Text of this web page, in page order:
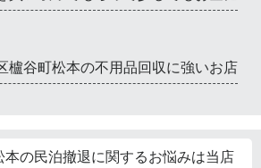
櫨谷町松本の不用品回収に強いお店
の民泊撤退に関するお悩みは当店